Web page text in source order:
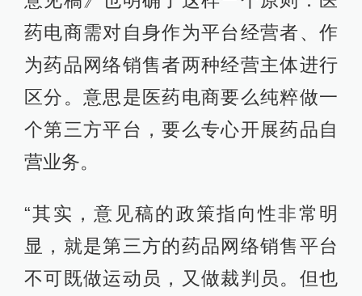
药电商需对自身作为平台经营者、作
为药品网络销售者两种经营主体进行
区分。意思是医药电商要么纯粹做一
个第三方平台，要么专心开展药品自
营业务。
“其实，意见稿的政策指向性非常明
显，就是第三方的药品网络销售平台
不可既做运动员，又做裁判员。但也